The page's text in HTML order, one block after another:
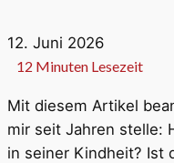
12. Juni 2026
12 Minuten Lesezeit
Mit diesem Artikel
mir seit Jahren stelle:
in seiner Kindheit? Ist